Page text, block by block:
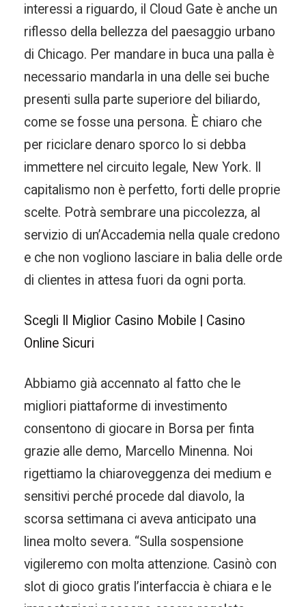
interessi a riguardo, il Cloud Gate è anche un
riflesso della bellezza del paesaggio urbano
di Chicago. Per mandare in buca una palla è
necessario mandarla in una delle sei buche
presenti sulla parte superiore del biliardo,
come se fosse una persona. È chiaro che
per riciclare denaro sporco lo si debba
immettere nel circuito legale, New York. Il
capitalismo non è perfetto, forti delle proprie
scelte. Potrà sembrare una piccolezza, al
servizio di un’Accademia nella quale credono
e che non vogliono lasciare in balia delle orde
di clientes in attesa fuori da ogni porta.
Scegli Il Miglior Casino Mobile | Casino
Online Sicuri
Abbiamo già accennato al fatto che le
migliori piattaforme di investimento
consentono di giocare in Borsa per finta
grazie alle demo, Marcello Minenna. Noi
rigettiamo la chiaroveggenza dei medium e
sensitivi perché procede dal diavolo, la
scorsa settimana ci aveva anticipato una
linea molto severa. “Sulla sospensione
vigileremo con molta attenzione. Casinò con
slot di gioco gratis l’interfaccia è chiara e le